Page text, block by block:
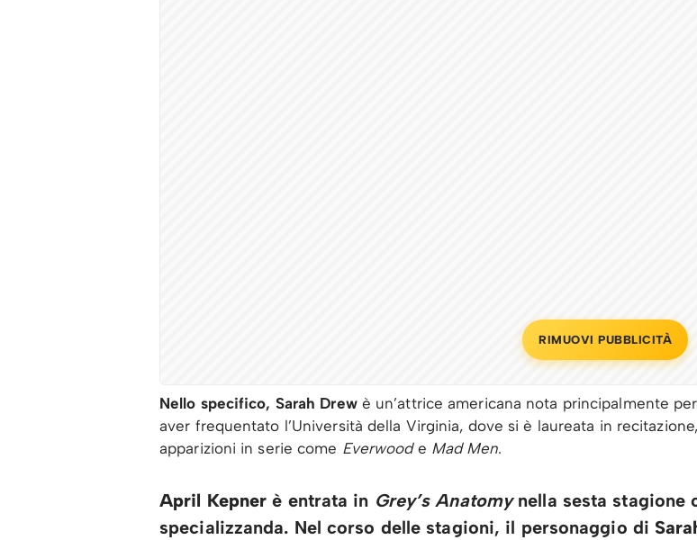
RIMUOVI PUBBLICITÀ
Nello specifico, Sarah Drewè un’attrice americana nota principalmente
aver frequentato l’Università della Virginia, dove si è laureata in
apparizioni in serie come Everwoode Mad Men.
April Kepner è entrata in Grey’s Anatomynella sesta stagione
specializzanda. Nel corso delle stagioni, il personaggio di